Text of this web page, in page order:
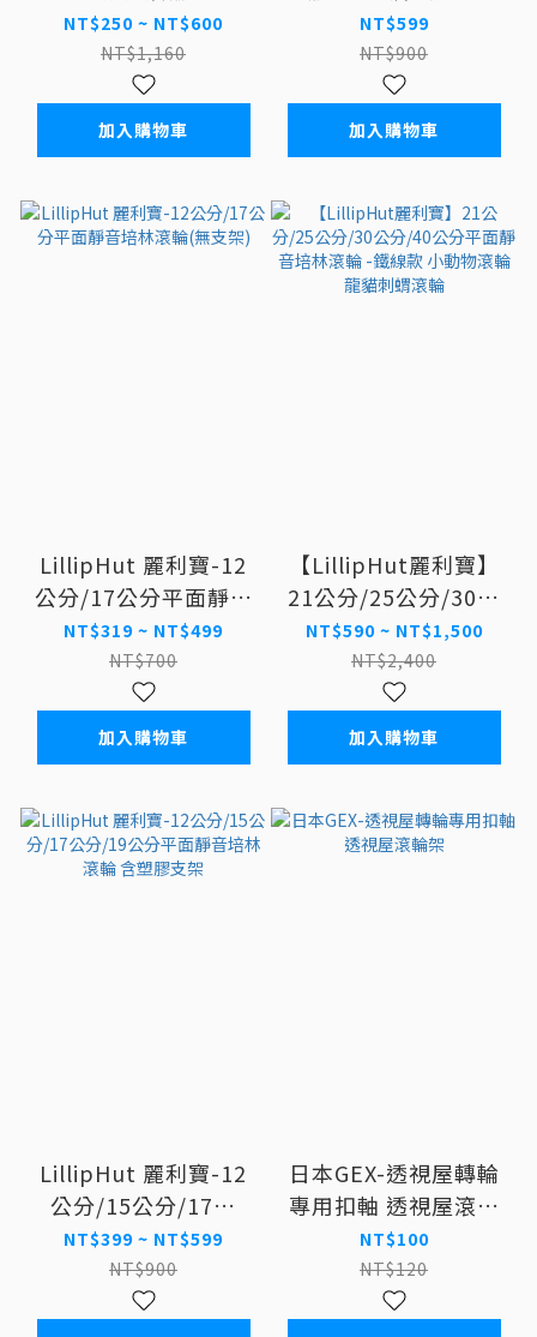
12cm/15cm/17cm/21cm
NT$250 ~ NT$600
NT$1,160
加入購物車
配件
NT$599
NT$900
加入購物車
LillipHut 麗利寶-12
公分/17公分平面靜音
培林滾輪(無支架)
NT$319 ~ NT$499
NT$700
加入購物車
【LillipHut麗利寶】
21公分/25公分/30公
分/40公分平面靜音培
林滾輪 -鐵線款 小動物
滾輪 龍貓刺蝟滾輪
NT$590 ~ NT$1,500
NT$2,400
加入購物車
LillipHut 麗利寶-12
公分/15公分/17公
分/19公分平面靜音培
林滾輪 含塑膠支架
NT$399 ~ NT$599
NT$900
日本GEX-透視屋轉輪
專用扣軸 透視屋滾輪
架
NT$100
NT$120